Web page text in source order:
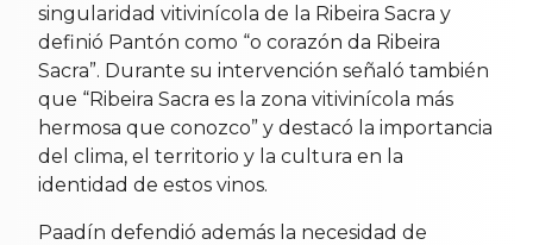
singularidad vitivinícola de la Ribeira Sacra y
definió Pantón como “o corazón da Ribeira
Sacra”. Durante su intervención señaló también
que “Ribeira Sacra es la zona vitivinícola más
hermosa que conozco” y destacó la importancia
del clima, el territorio y la cultura en la
identidad de estos vinos.
Paadín defendió además la necesidad de